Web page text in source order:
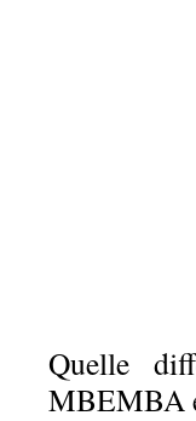
Quelle
MBEMBA